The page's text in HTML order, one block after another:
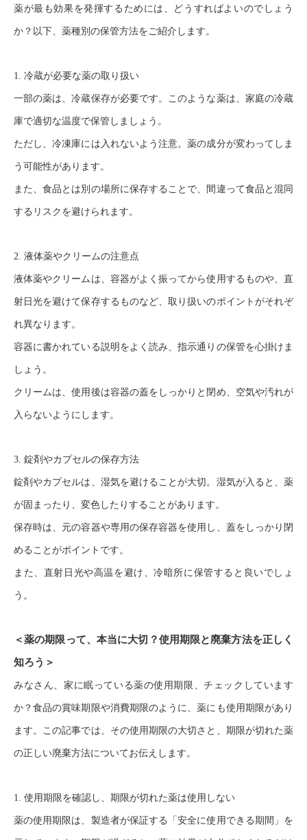
薬が最も効果を発揮するためには、どうすればよいのでしょう
か？以下、薬種別の保管方法をご紹介します。
1. 冷蔵が必要な薬の取り扱い
一部の薬は、冷蔵保存が必要です。このような薬は、家庭の冷蔵
庫で適切な温度で保管しましょう。
ただし、冷凍庫には入れないよう注意。薬の成分が変わってしま
う可能性があります。
また、食品とは別の場所に保存することで、間違って食品と混同
するリスクを避けられます。
2. 液体薬やクリームの注意点
液体薬やクリームは、容器がよく振ってから使用するものや、直
射日光を避けて保存するものなど、取り扱いのポイントがそれぞ
れ異なります。
容器に書かれている説明をよく読み、指示通りの保管を心掛けま
しょう。
クリームは、使用後は容器の蓋をしっかりと閉め、空気や汚れが
入らないようにします。
3. 錠剤やカプセルの保存方法
錠剤やカプセルは、湿気を避けることが大切。湿気が入ると、薬
が固まったり、変色したりすることがあります。
保存時は、元の容器や専用の保存容器を使用し、蓋をしっかり閉
めることがポイントです。
また、直射日光や高温を避け、冷暗所に保管すると良いでしょ
う。
＜薬の期限って、本当に大切？使用期限と廃棄方法を正しく
知ろう＞
みなさん、家に眠っている薬の使用期限、チェックしています
か？食品の賞味期限や消費期限のように、薬にも使用期限があり
ます。この記事では、その使用期限の大切さと、期限が切れた薬
の正しい廃棄方法についてお伝えします。
1. 使用期限を確認し、期限が切れた薬は使用しない
薬の使用期限は、製造者が保証する「安全に使用できる期間」を